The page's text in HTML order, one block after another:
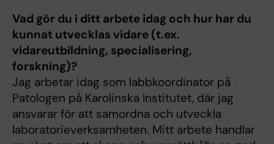
Vad gör du i ditt arbete idag och hur har du
kunnat utvecklas vidare (t.ex.
vidareutbildning, specialisering,
forskning)?
Jag arbetar idag som labbkoordinator på
Patologen på Karolinska Institutet, där jag
ansvarar för att samordna och utveckla
laboratorieverksamheten. Mitt arbete handlar